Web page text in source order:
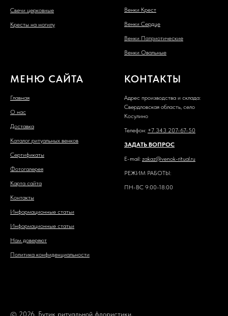
Свечи церковные
Кресты на могилу
Венки Крест
Венки Сердце
Венки Патриотические
Венки Овальные
МЕНЮ САЙТА
Главная
О нас
Доставка
Каталог ритуальных венков
Сертификаты
Фотогалерея
Карта сайта
Контакты
Информационные статьи
Информационные статьи
Нам доверяют
Политика конфиденциальности
КОНТАКТЫ
Адрес производства и склада:
Свердловская область, село
Косулино
Телефон: +7 343 207-67-50
ЗАДАТЬ ВОПРОС
E-mail: zakaz@venok-ritual.ru
РЕЖИМ РАБОТЫ:
ПН-ВС 9:00-18:00
© 2026. Бутик ритуальной флористики.